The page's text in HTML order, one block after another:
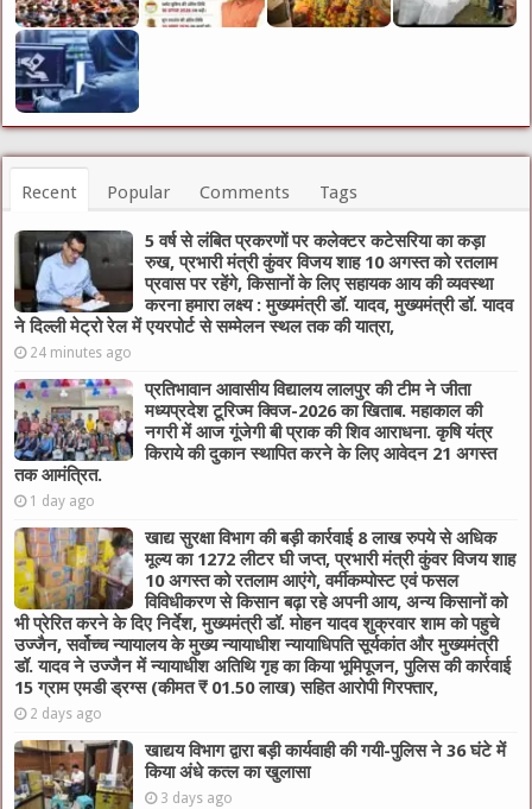
Recent Popular Comments Tags
5 वर्ष से लंबित प्रकरणों पर कलेक्टर कटेसरिया का कड़ा
रुख, प्रभारी मंत्री कुंवर विजय शाह 10 अगस्त को रतलाम
प्रवास पर रहेंगे, किसानों के लिए सहायक आय की व्यवस्था
करना हमारा लक्ष्य : मुख्यमंत्री डॉ. यादव, मुख्यमंत्री डॉ. यादव
ने दिल्ली मेट्रो रेल में एयरपोर्ट से सम्मेलन स्थल तक की यात्रा,
24 minutes ago
प्रतिभावान आवासीय विद्यालय लालपुर की टीम ने जीता
मध्यप्रदेश टूरिज्म क्विज-2026 का खिताब. महाकाल की
नगरी में आज गूंजेगी बी प्राक की शिव आराधना. कृषि यंत्र
किराये की दुकान स्थापित करने के लिए आवेदन 21 अगस्त
तक आमंत्रित.
1 day ago
खाद्य सुरक्षा विभाग की बड़ी कार्रवाई 8 लाख रुपये से अधिक
मूल्य का 1272 लीटर घी जप्त, प्रभारी मंत्री कुंवर विजय शाह
10 अगस्त को रतलाम आएंगे, वर्मीकम्पोस्ट एवं फसल
विविधीकरण से किसान बढ़ा रहे अपनी आय, अन्य किसानों को
भी प्रेरित करने के दिए निर्देश, मुख्यमंत्री डॉ. मोहन यादव शुक्रवार शाम को पहुचे
उज्जैन, सर्वोच्च न्यायालय के मुख्‍य न्‍यायाधीश न्यायाधिपति सूर्यकांत और मुख्यमंत्री
डॉ. यादव ने उज्जैन में न्यायाधीश अतिथि गृह का किया भूमिपूजन, पुलिस की कार्रवाई
15 ग्राम एमडी ड्रग्स (कीमत ₹ 01.50 लाख) सहित आरोपी गिरफ्तार,
2 days ago
खाद्यय विभाग द्वारा बड़ी कार्यवाही की गयी-पुलिस ने 36 घंटे में
किया अंधे कत्ल का खुलासा
3 days ago